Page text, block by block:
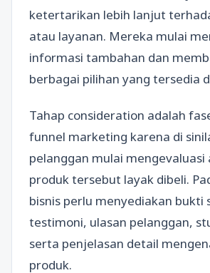
ketertarikan lebih lanjut
atau layanan. Mereka mulai
informasi tambahan dan
berbagai pilihan yang tersedia
Tahap consideration adalah
funnel marketing karena di
pelanggan mulai mengevaluasi
produk tersebut layak dibeli.
bisnis perlu menyediakan bukti
testimoni, ulasan pelanggan,
serta penjelasan detail
produk.